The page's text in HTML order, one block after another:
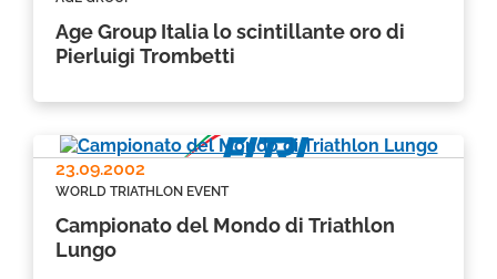
Age Group Italia lo scintillante oro di
Pierluigi Trombetti
23.09.2002
WORLD TRIATHLON EVENT
Campionato del Mondo di Triathlon
Lungo